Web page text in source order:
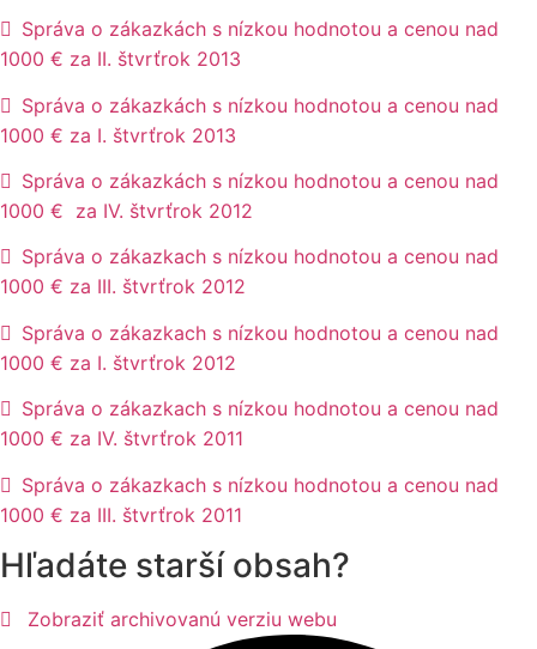
Správa o zákazkách s nízkou hodnotou a cenou nad
1000 € za II. štvrťrok 2013
Správa o zákazkách s nízkou hodnotou a cenou nad
1000 € za I. štvrťrok 2013
Správa o zákazkách s nízkou hodnotou a cenou nad
1000 € za IV. štvrťrok 2012
Správa o zákazkach s nízkou hodnotou a cenou nad
1000 € za III. štvrťrok 2012
Správa o zákazkach s nízkou hodnotou a cenou nad
1000 € za I. štvrťrok 2012
Správa o zákazkach s nízkou hodnotou a cenou nad
1000 € za IV. štvrťrok 2011
Správa o zákazkach s nízkou hodnotou a cenou nad
1000 € za III. štvrťrok 2011
Hľadáte starší obsah?
Zobraziť archivovanú verziu webu